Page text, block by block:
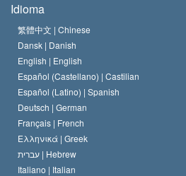
El Credo de la Iglesia de Scientology
El Código de un Scientologist
David Miscavige
Estándares de los Derechos Humanos
Proclamación sobre la Religión
Idioma
繁體中文 | Chinese
Dansk | Danish
English | English
Español (Castellano) | Castilian
Español (Latino) | Spanish
Deutsch | German
Français | French
Ελληνικά | Greek
עברית | Hebrew
Italiano | Italian